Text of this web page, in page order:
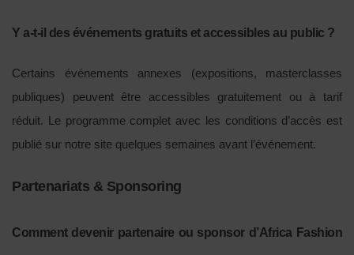
Y a-t-il des événements gratuits et accessibles au public ?
Certains événements annexes (expositions, masterclasses
publiques) peuvent être accessibles gratuitement ou à tarif
réduit. Le programme complet avec les conditions d’accès est
publié sur notre site quelques semaines avant l’événement.
Partenariats & Sponsoring
Comment devenir partenaire ou sponsor d’Africa Fashion